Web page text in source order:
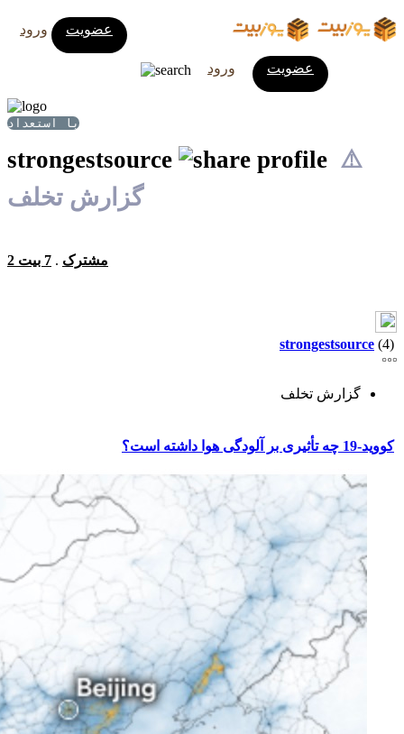
ورود عضویت
ورود عضویت
با استعداد
strongestsource
⚠️
گزارش تخلف
2 مشترک . 7 بیت
strongestsource (4)
گزارش تخلف
کووید-19 چه تأثیری بر آلودگی هوا داشته است؟